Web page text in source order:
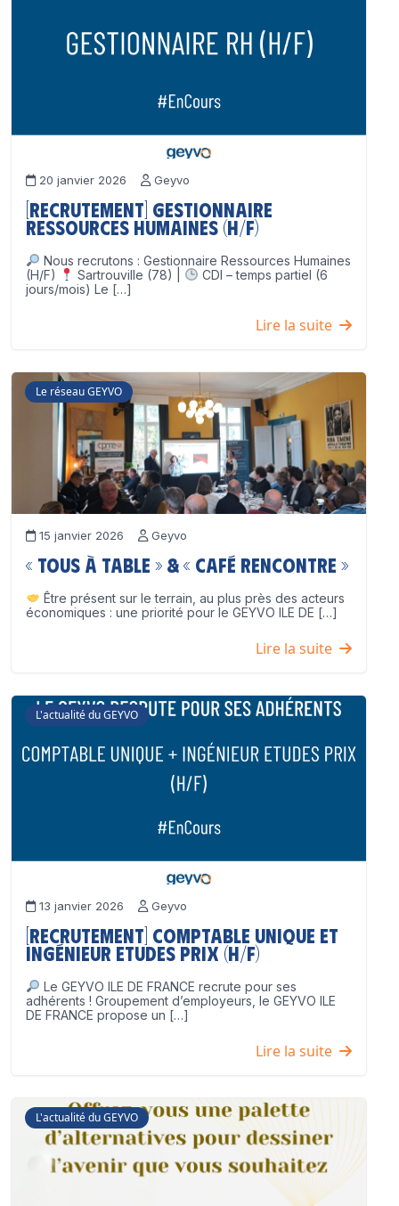
20 janvier 2026 Geyvo
[Recrutement] Gestionnaire
Ressources Humaines (H/F)
Nous recrutons : Gestionnaire Ressources Humaines
(H/F)
Sartrouville (78) |
CDI – temps partiel (6
jours/mois) Le […]
Lire la suite
Le réseau GEYVO
15 janvier 2026 Geyvo
« Tous à table » & « Café Rencontre »
Être présent sur le terrain, au plus près des acteurs
économiques : une priorité pour le GEYVO ILE DE […]
Lire la suite
L'actualité du GEYVO
13 janvier 2026 Geyvo
[Recrutement] Comptable unique et
Ingénieur Etudes Prix (H/F)
Le GEYVO ILE DE FRANCE recrute pour ses
adhérents ! Groupement d’employeurs, le GEYVO ILE
DE FRANCE propose un […]
Lire la suite
L'actualité du GEYVO